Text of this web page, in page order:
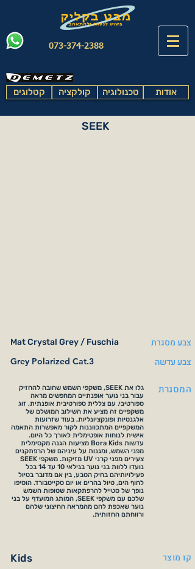
073-374-2388
קטלוגים קולקציה טכנולוגיה אודות
SEEK
Mat Crystal Grey / Fuschia צבע מסגרת
Grey Polarized Cat.3 צבע עדשה
גלו את SEEK, משקפי השמש שחובה להחזיק
עבור בני נוער אופנתיים המחפשים מראה
ספורטיבי. עם צללית ספורטיבית אופנתית, זוג
משקפיים זה מציע את השילוב המושלם של
אלגנטיות ופונקציונליות, בעוד שזרועות
המשקפיים המתכווננות לקור מאפשרות התאמה
אישית לנוחות אופטימלית לאורך כל היום.
עדשות Bora Kids מציעות הגנה מקסימלית
מפני השמש, ומגנות על עיניהם של הרפתקנים
צעירים מפני קרני UV מזיקות. משקפי SEEK
נועדו ללוות בני נוער בגילאי 10 עד 14 בכל
פעילויותיהם בחיק הטבע, בין אם מדובר בטיול
לחוף הים, טיול בהרים או יום סקייטבורד. הוסיפו
נופך של סטייל להרפתקאות שטופות השמש
שלכם עם משקפי SEEK, המותג המועדף על בני
נוער שאכפת להם מהמראה החיצוני שלהם
ורווחתם החזותית.
המסגרת
Kids קו מוצר